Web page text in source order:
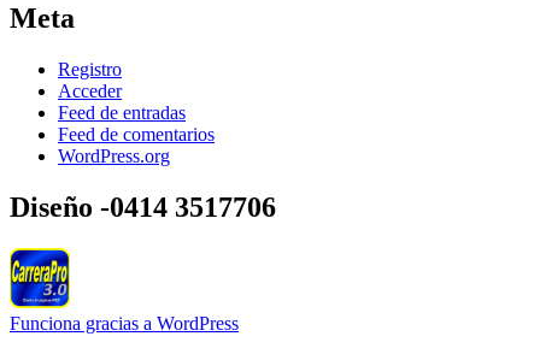
Meta
Registro
Acceder
Feed de entradas
Feed de comentarios
WordPress.org
Diseño -0414 3517706
Funciona gracias a WordPress